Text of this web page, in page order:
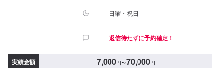
日曜・祝日
返信待たずに予約確定！
実績金額 7,000円〜70,000円